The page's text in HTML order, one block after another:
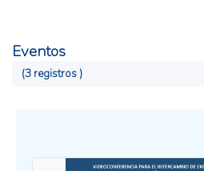
Eventos
(3 registros )